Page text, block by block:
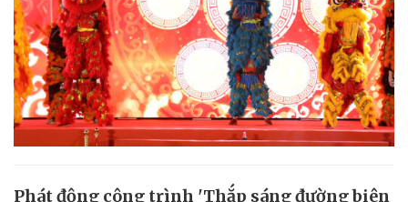
Phát động công trình 'Thắp sáng đường biên